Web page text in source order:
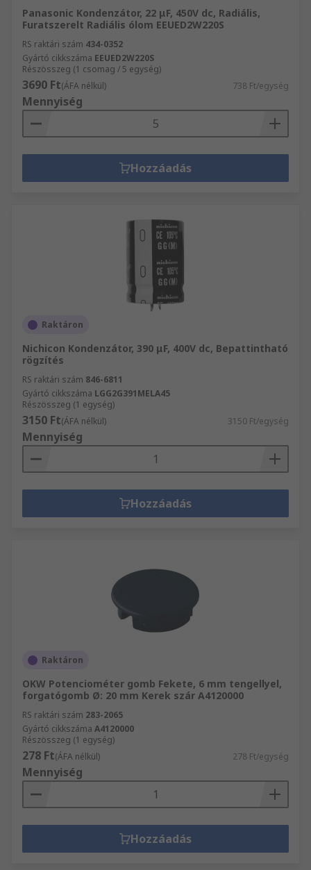
Panasonic Kondenzátor, 22 μF, 450V dc, Radiális,
Furatszerelt Radiális ólom EEUED2W220S
RS raktári szám 434-0352
Gyártó cikkszáma EEUED2W220S
Részösszeg (1 csomag / 5 egység)
3690 Ft(ÁFA nélkül) 738 Ft/egység
Mennyiség
Hozzáadás
Raktáron
Nichicon Kondenzátor, 390 μF, 400V dc, Bepattintható
rögzítés
RS raktári szám 846-6811
Gyártó cikkszáma LGG2G391MELA45
Részösszeg (1 egység)
3150 Ft(ÁFA nélkül) 3150 Ft/egység
Mennyiség
Hozzáadás
Raktáron
OKW Potenciométer gomb Fekete, 6 mm tengellyel,
forgatógomb Ø: 20 mm Kerek szár A4120000
RS raktári szám 283-2065
Gyártó cikkszáma A4120000
Részösszeg (1 egység)
278 Ft(ÁFA nélkül) 278 Ft/egység
Mennyiség
Hozzáadás